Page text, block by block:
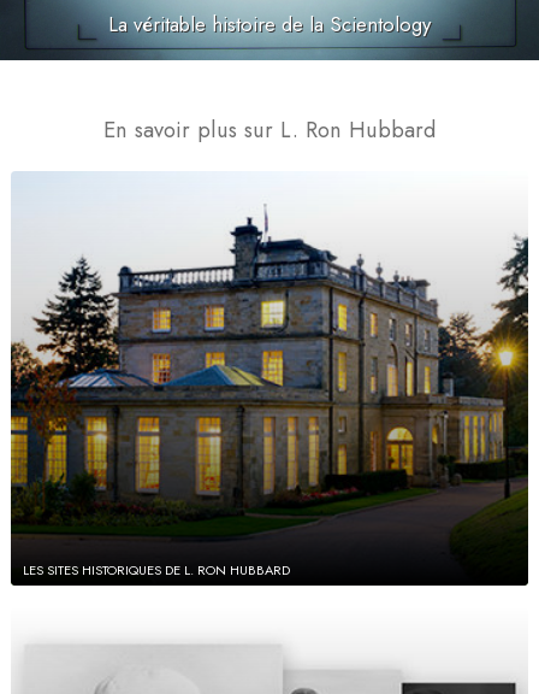
La véritable histoire de la Scientology
En savoir plus sur L. Ron Hubbard
LES SITES HISTORIQUES DE L. RON HUBBARD